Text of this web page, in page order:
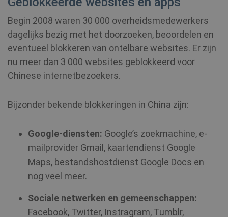
Begin 2008 waren 30 000 overheidsmedewerkers
dagelijks bezig met het doorzoeken, beoordelen en
eventueel blokkeren van ontelbare websites. Er zijn
nu meer dan 3 000 websites geblokkeerd voor
Chinese internetbezoekers.
Bijzonder bekende blokkeringen in China zijn:
Google-diensten: Google’s zoekmachine, e-
mailprovider Gmail, kaartendienst Google
Maps, bestandshostdienst Google Docs en
nog veel meer.
Sociale netwerken en gemeenschappen:
Facebook, Twitter, Instragram, Tumblr,